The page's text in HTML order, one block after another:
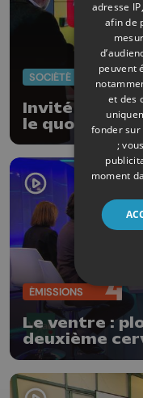
SOCIÉTÉ
Invité :
le quotidien
ÉMISSIONS
Le ventre :
deuxième
adresse
afin de
peuvent
et des
fonder
;
moment